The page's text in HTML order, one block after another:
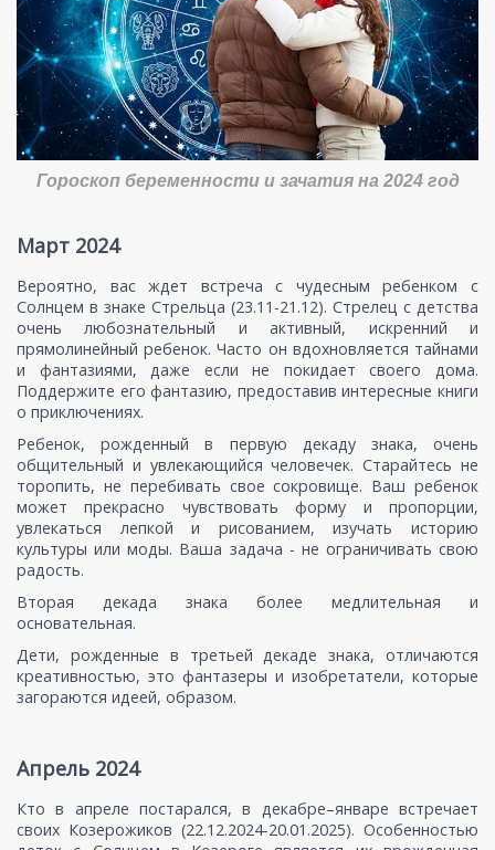
Гороскоп беременности и зачатия на 2024 год
Март 2024
Вероятно, вас ждет встреча с чудесным ребенком с
Солнцем в знаке Стрельца (23.11-21.12). Стрелец с детства
очень любознательный и активный, искренний и
прямолинейный ребенок. Часто он вдохновляется тайнами
и фантазиями, даже если не покидает своего дома.
Поддержите его фантазию, предоставив интересные книги
о приключениях.
Ребенок, рожденный в первую декаду знака, очень
общительный и увлекающийся человечек. Старайтесь не
торопить, не перебивать свое сокровище. Ваш ребенок
может прекрасно чувствовать форму и пропорции,
увлекаться лепкой и рисованием, изучать историю
культуры или моды. Ваша задача - не ограничивать свою
радость.
Вторая декада знака более медлительная и
основательная.
Дети, рожденные в третьей декаде знака, отличаются
креативностью, это фантазеры и изобретатели, которые
загораются идеей, образом.
Апрель 2024
Кто в апреле постарался, в декабре–январе встречает
своих Козерожиков (22.12.2024-20.01.2025). Особенностью